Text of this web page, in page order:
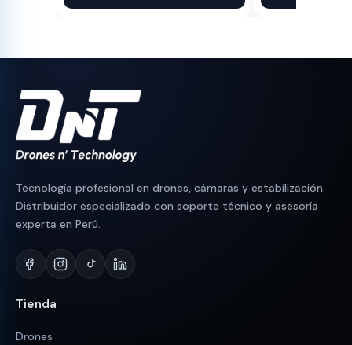
original
actual
original
actual
Tecnología profesional en drones, cámaras y estabilización.
Distribuidor especializado con soporte técnico y asesoría
experta en Perú.
Tienda
Drones